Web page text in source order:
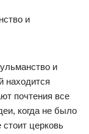
и
и
находится
почтения все
когда не было
церковь